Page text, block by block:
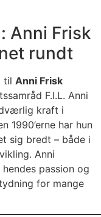
Anni Frisk
rundt
til Anni Frisk
F.I.L. Anni
kraft i
1990’erne har hun
sig bredt – både i
Anni
passion og
for mange